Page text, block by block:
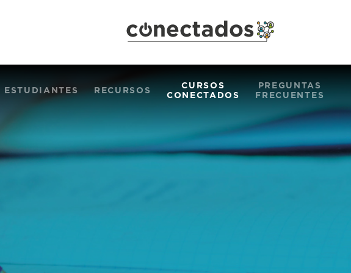
ESTUDIANTES RECURSOS
CURSOS
CONECTADOS
PREGUNTAS
FRECUENTES